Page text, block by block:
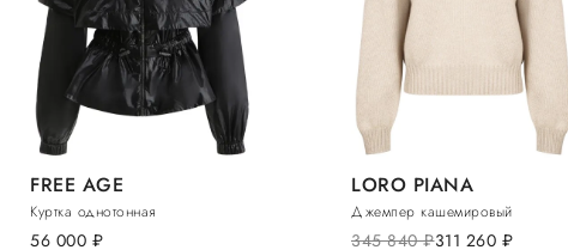
FREE AGE
Куртка однотонная
56 000 руб.
LORO PIANA
Джемпер кашемировый
345 840руб.311 260 руб.